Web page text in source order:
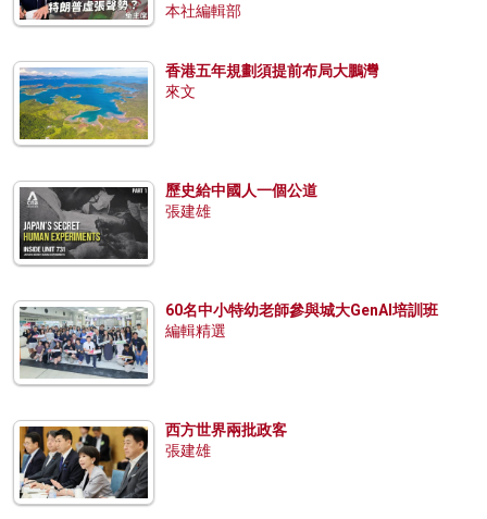
本社編輯部
香港五年規劃須提前布局大鵬灣
來文
歷史給中國人一個公道
張建雄
60名中小特幼老師參與城大GenAI培訓班
編輯精選
西方世界兩批政客
張建雄